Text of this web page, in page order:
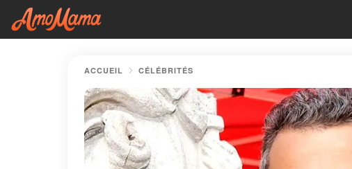
ACCUEIL CÉLÉBRITÉS